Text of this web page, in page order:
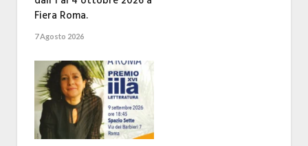
Fiera Roma.
7 Agosto 2026